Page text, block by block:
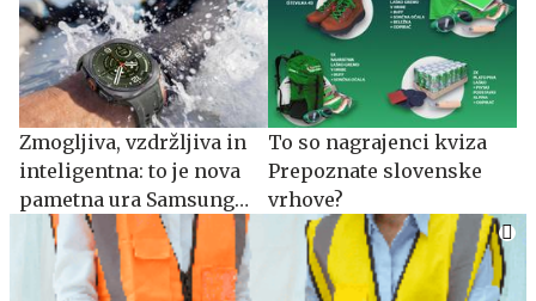
Zmogljiva, vzdržljiva in
inteligentna: to je nova
pametna ura Samsung
Galaxy Watch Ultra2
To so nagrajenci kviza
Prepoznate slovenske
vrhove?